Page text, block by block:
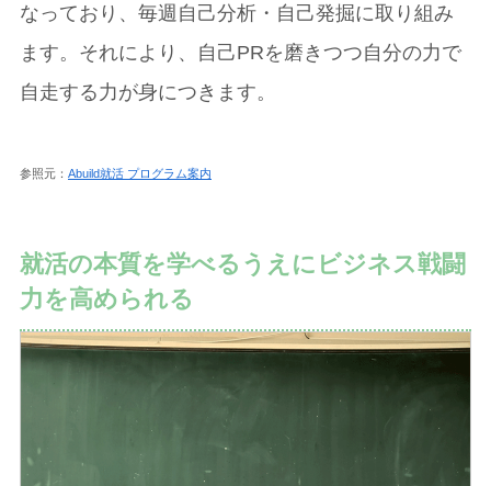
なっており、毎週自己分析・自己発掘に取り組み
ます。それにより、自己PRを磨きつつ自分の力で
自走する力が身につきます。
参照元： Abuild就活 プログラム案内
就活の本質を学べるうえにビジネス戦闘
力を高められる